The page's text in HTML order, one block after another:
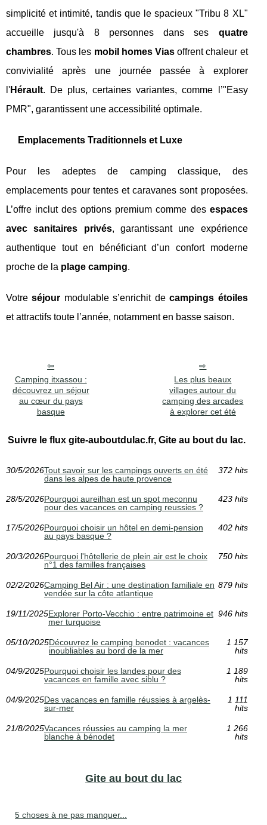
simplicité et intimité, tandis que le spacieux "Tribu 8 XL"
accueille jusqu'à 8 personnes dans ses quatre
chambres. Tous les mobil homes Vias offrent chaleur et
convivialité après une journée passée à explorer
l'Hérault. De plus, certaines variantes, comme l’"Easy
PMR", garantissent une accessibilité optimale.
Emplacements Traditionnels et Luxe
Pour les adeptes de camping classique, des
emplacements pour tentes et caravanes sont proposées.
L’offre inclut des options premium comme des espaces
avec sanitaires privés, garantissant une expérience
authentique tout en bénéficiant d’un confort moderne
proche de la plage camping.
Votreséjour modulable s’enrichit decampings étoiles
et attractifs toute l’année, notamment en basse saison.
Camping itxassou :
découvrez un séjour
au cœur du pays
basque
Les plus beaux
villages autour du
camping des arcades
à explorer cet été
Suivre le flux gite-auboutdulac.fr, Gite au bout du lac.
30/5/2026Tout savoir sur les campings ouverts en été
dans les alpes de haute provence
372 hits
28/5/2026Pourquoi aureilhan est un spot meconnu
pour des vacances en camping reussies ?
423 hits
17/5/2026Pourquoi choisir un hôtel en demi-pension
au pays basque ?
402 hits
20/3/2026Pourquoi l'hôtellerie de plein air est le choix
n°1 des familles françaises
750 hits
02/2/2026Camping Bel Air : une destination familiale en
vendée sur la côte atlantique
879 hits
19/11/2025Explorer Porto-Vecchio : entre patrimoine et
mer turquoise
946 hits
05/10/2025Découvrez le camping benodet : vacances
inoubliables au bord de la mer
1 157
hits
04/9/2025Pourquoi choisir les landes pour des
vacances en famille avec siblu ?
1 189
hits
04/9/2025Des vacances en famille réussies à argelès-
sur-mer
1 111
hits
21/8/2025Vacances réussies au camping la mer
blanche à bénodet
1 266
hits
Gite au bout du lac
5 choses à ne pas manquer...